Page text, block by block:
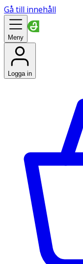
Gå till innehåll
Meny
Logga in